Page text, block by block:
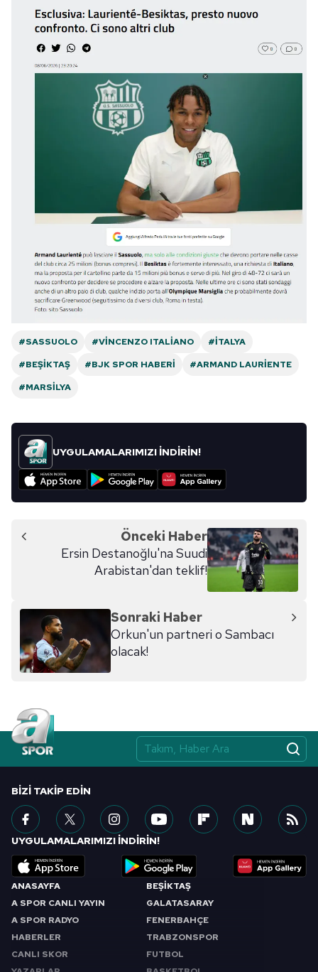
Sitemizde kendimize ve üçüncü kişilere ait çerezler
kullanılmaktadır. Bu çerezler vasıtasıyla çeşitli kişisel
verileriniz işlenmekte olup gerekli olan çerezler bilgi
toplumu hizmetlerinin sunulması amacıyla
kullanılmaktadır. Diğer çerezler, sitemizin daha işlevsel
kılınması ve kişiselleştirilmesi ve sizlere yönelik
reklam/pazarlama faaliyetlerinin yapılması, amaçlarıyla
sınırlı olarak açık rızanız dahilinde kullanılacaktır.
Çerezlere ilişkin tercihlerinizi aşağıda yer alan panel
vasıtasıyla belirleyebilirsiniz. Çerezlere ilişkin detaylı bilgi
için Ayarlar butonuna tıklayabilir,
Metnimiziziyaret edebilirsiniz.
6698 sayılı Kişisel Verilerin Korunması Kanunu uyarınca
hazırlanmış Aydınlatma Metnimizi okumak ve sitemizde
almak için lütfentıklayınız.
#SASSUOLO #VINCENZO ITALIANO
#İTALYA
#BEŞIKTAŞ
#BJK SPOR HABERI
#ARMAND LAURIENTE
#MARSILYA
UYGULAMALARIMIZI İNDİRİN!
Önceki Haber
Ersin Destanoğlu'na Suudi
Arabistan'dan teklif!
Sonraki Haber
Orkun'un partneri o Sambacı
olacak!
ANASAYFA
A SPOR CANLI YAYIN
A SPOR RADYO
HABERLER
CANLI SKOR
BEŞİKTAŞ
GALATASARAY
FENERBAHÇE
TRABZONSPOR
FUTBOL
BIZI TAKIP EDIN
UYGULAMALARIMIZI İNDİRİN!